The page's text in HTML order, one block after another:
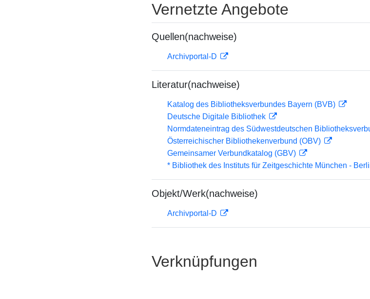
Vernetzte Angebote
Quellen(nachweise)
Archivportal-D
Literatur(nachweise)
Katalog des Bibliotheksverbundes Bayern (BVB)
Deutsche Digitale Bibliothek
Normdateneintrag des Südwestdeutschen
Österreichischer Bibliothekenverbund (OBV)
Gemeinsamer Verbundkatalog (GBV)
* Bibliothek des Instituts für Zeitgeschichte München -
Objekt/Werk(nachweise)
Archivportal-D
Verknüpfungen